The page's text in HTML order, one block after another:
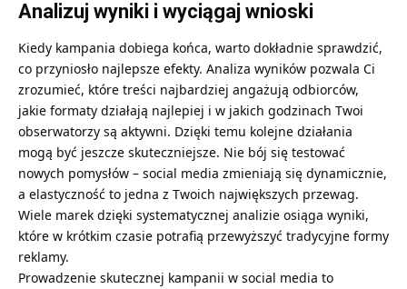
Analizuj wyniki i wyciągaj wnioski
Kiedy kampania dobiega końca, warto dokładnie sprawdzić,
co przyniosło najlepsze efekty. Analiza wyników pozwala Ci
zrozumieć, które treści najbardziej angażują odbiorców,
jakie formaty działają najlepiej i w jakich godzinach Twoi
obserwatorzy są aktywni. Dzięki temu kolejne działania
mogą być jeszcze skuteczniejsze. Nie bój się testować
nowych pomysłów – social media zmieniają się dynamicznie,
a elastyczność to jedna z Twoich największych przewag.
Wiele marek dzięki systematycznej analizie osiąga wyniki,
które w krótkim czasie potrafią przewyższyć tradycyjne formy
reklamy.
Prowadzenie skutecznej kampanii w social media to